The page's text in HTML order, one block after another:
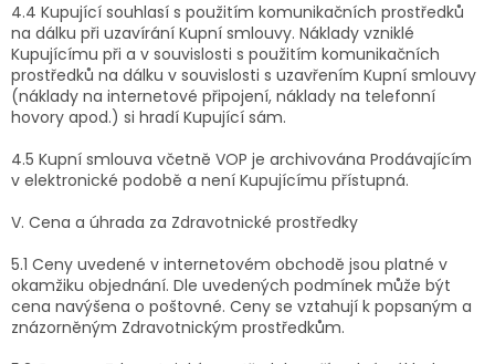
4.4 Kupující souhlasí s použitím komunikačních prostředků
na dálku při uzavírání Kupní smlouvy. Náklady vzniklé
Kupujícímu při a v souvislosti s použitím komunikačních
prostředků na dálku v souvislosti s uzavřením Kupní smlouvy
(náklady na internetové připojení, náklady na telefonní
hovory apod.) si hradí Kupující sám.
4.5 Kupní smlouva včetně VOP je archivována Prodávajícím
v elektronické podobě a není Kupujícímu přístupná.
V. Cena a úhrada za Zdravotnické prostředky
5.1 Ceny uvedené v internetovém obchodě jsou platné v
okamžiku objednání. Dle uvedených podmínek může být
cena navýšena o poštovné. Ceny se vztahují k popsaným a
znázorněným Zdravotnickým prostředkům.